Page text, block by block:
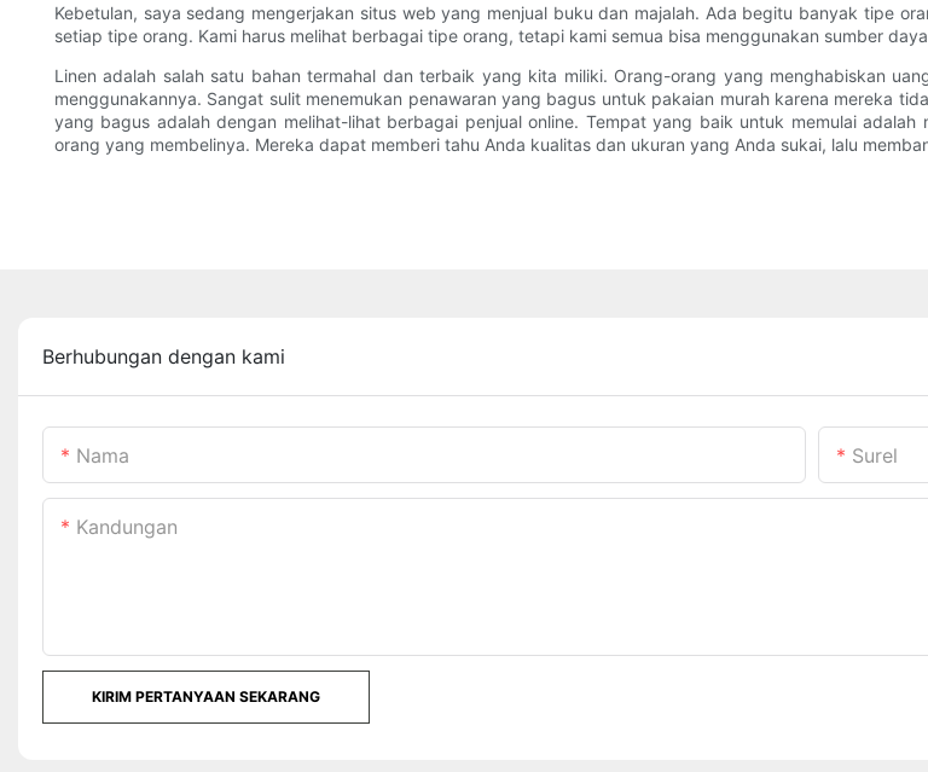
Kebetulan, saya sedang mengerjakan situs web yang menjual buku dan majalah. Ada begitu banyak tipe
setiap tipe orang. Kami harus melihat berbagai tipe orang, tetapi kami semua bisa menggunakan sumber
Linen adalah salah satu bahan termahal dan terbaik yang kita miliki. Orang-orang yang menghabiskan
menggunakannya. Sangat sulit menemukan penawaran yang bagus untuk pakaian murah karena mereka
yang bagus adalah dengan melihat-lihat berbagai penjual online. Tempat yang baik untuk memulai
orang yang membelinya. Mereka dapat memberi tahu Anda kualitas dan ukuran yang Anda sukai, lalu
Berhubungan dengan kami
Nama Surel
Kandungan
KIRIM PERTANYAAN SEKARANG